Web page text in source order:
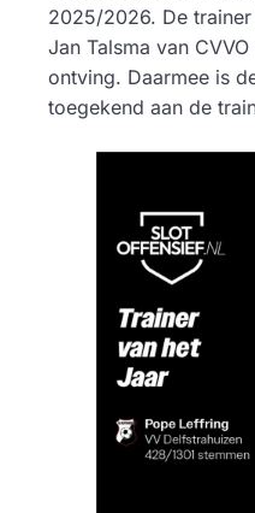
2025/2026. De
Jan Talsma van
ontving. Daarmee is
toegekend aan de